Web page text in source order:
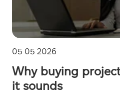
05 05 2026
Why buying
it sounds